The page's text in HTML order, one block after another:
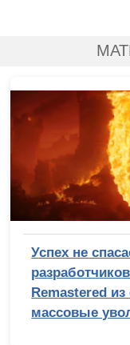
Успех не
Remastered
массовые